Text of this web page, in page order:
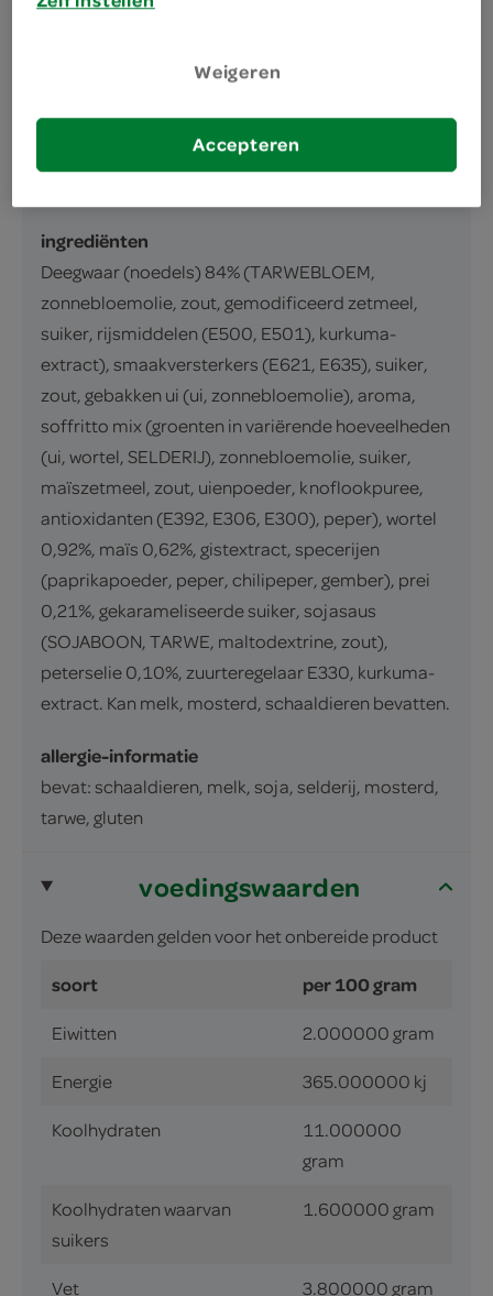
Kruidige instant noodles met de smaak van
65 Gram
ingrediënten
Deegwaar (noedels) 84% (TARWEBLOEM,
zonnebloemolie, zout, gemodificeerd zetmeel,
suiker, rijsmiddelen (E500, E501), kurkuma-
extract), smaakversterkers (E621, E635), suiker,
zout, gebakken ui (ui, zonnebloemolie), aroma,
soffritto mix (groenten in variërende hoeveelheden
(ui, wortel, SELDERIJ), zonnebloemolie, suiker,
maïszetmeel, zout, uienpoeder, knoflookpuree,
antioxidanten (E392, E306, E300), peper), wortel
0,92%, maïs 0,62%, gistextract, specerijen
(paprikapoeder, peper, chilipeper, gember), prei
0,21%, gekarameliseerde suiker, sojasaus
(SOJABOON, TARWE, maltodextrine, zout),
peterselie 0,10%, zuurteregelaar E330, kurkuma-
extract. Kan melk, mosterd, schaaldieren bevatten.
allergie-informatie
bevat: schaaldieren, melk, soja, selderij, mosterd,
tarwe, gluten
voedingswaarden
Deze waarden gelden voor het onbereide product
soort per 100 gram
Eiwitten 2.000000 gram
Energie 365.000000 kj
Koolhydraten
11.000000
gram
Koolhydraten waarvan
suikers
1.600000 gram
Vet 3.800000 gram
Weigeren
Accepteren